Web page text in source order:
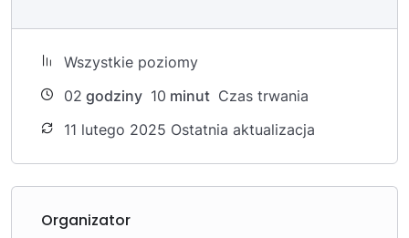
Wszystkie poziomy
02 godziny 10 minut Czas trwania
11 lutego 2025 Ostatnia aktualizacja
Organizator